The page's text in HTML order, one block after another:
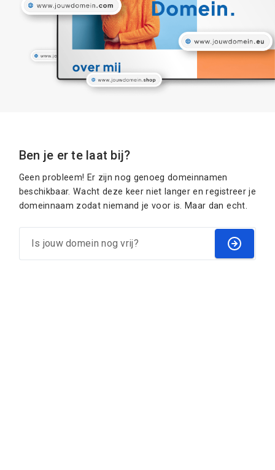
Ben je er te laat bij?
Geen probleem! Er zijn nog genoeg domeinnamen
beschikbaar. Wacht deze keer niet langer en registreer je
domeinnaam zodat niemand je voor is. Maar dan echt.